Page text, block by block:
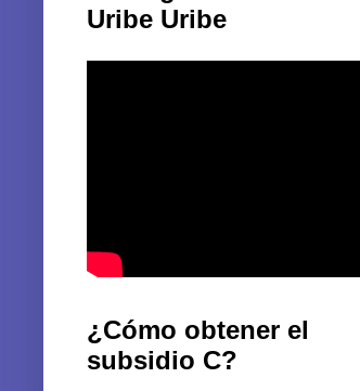
Uribe Uribe
¿Cómo obtener el
subsidio C?